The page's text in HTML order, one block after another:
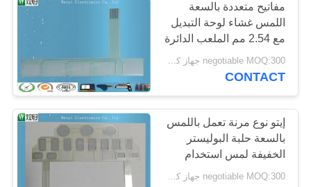
مفاتيح متعددة بالسعة
اللمس غشاء لوحة التبديل
مع 2.54 مم الملعب الدائرة
الدائرة
negotiable MOQ:300 جهاز كمبيوتر شخصى / النظام
CONTACT
إيتو نوع مرنة تعمل باللمس
بالسعة حلبة البوليستر
الخفيفة لمس استخدام
لوحة
negotiable MOQ:300 جهاز كمبيوتر شخصى / النظام